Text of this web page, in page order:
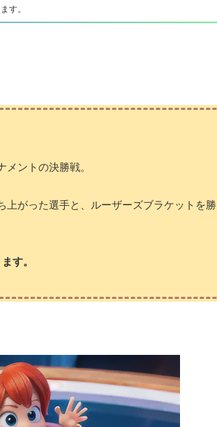
す。
メントの決勝戦。
がった選手と、ルーザーズブラケットを
す。